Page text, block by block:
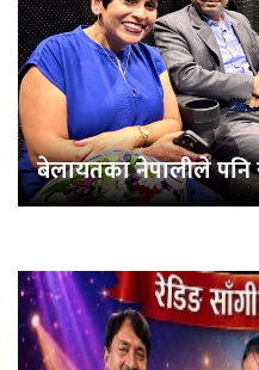
बेलायतका नेपालीले पनि